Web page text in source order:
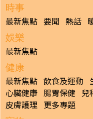
時事
最新焦點 要聞 熱話
娛樂
最新焦點
健康
最新焦點 飲食及運動
心臟健康 腸胃保健 兒
皮膚護理 更多專題